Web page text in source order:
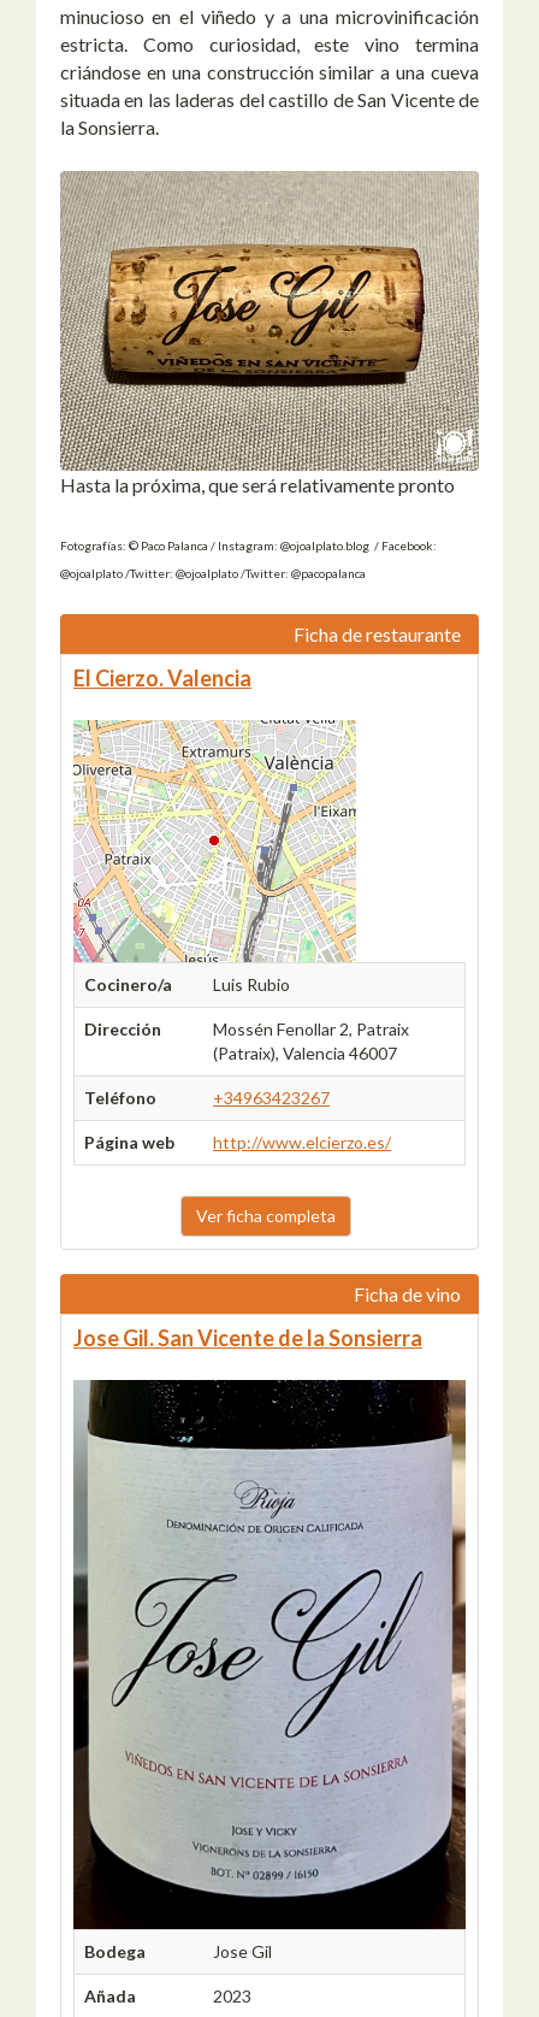
minucioso en el viñedo y a una microvinificación
estricta. Como curiosidad, este vino termina
criándose en una construcción similar a una cueva
situada en las laderas del castillo de San Vicente de
la Sonsierra.
Hasta la próxima, que será relativamente pronto
Fotografías: © Paco Palanca / Instagram: @ojoalplato.blog / Facebook:
@ojoalplato /Twitter: @ojoalplato /Twitter: @pacopalanca
Ficha de restaurante
El Cierzo. Valencia
Cocinero/a Luis Rubio
Dirección
Mossén Fenollar 2, Patraix
(Patraix), Valencia 46007
Teléfono +34963423267
Página web http://www.elcierzo.es/
Ver ficha completa
Ficha de vino
Jose Gil. San Vicente de la Sonsierra
Bodega Jose Gil
Añada 2023